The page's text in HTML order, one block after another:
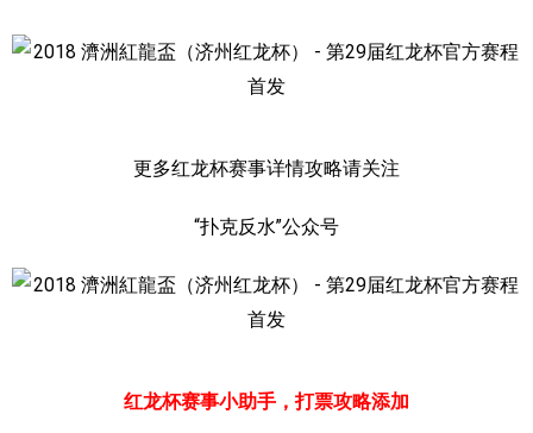
更多红龙杯赛事详情攻略请关注
“扑克反水”公众号
红龙杯赛事小助手，打票攻略添加